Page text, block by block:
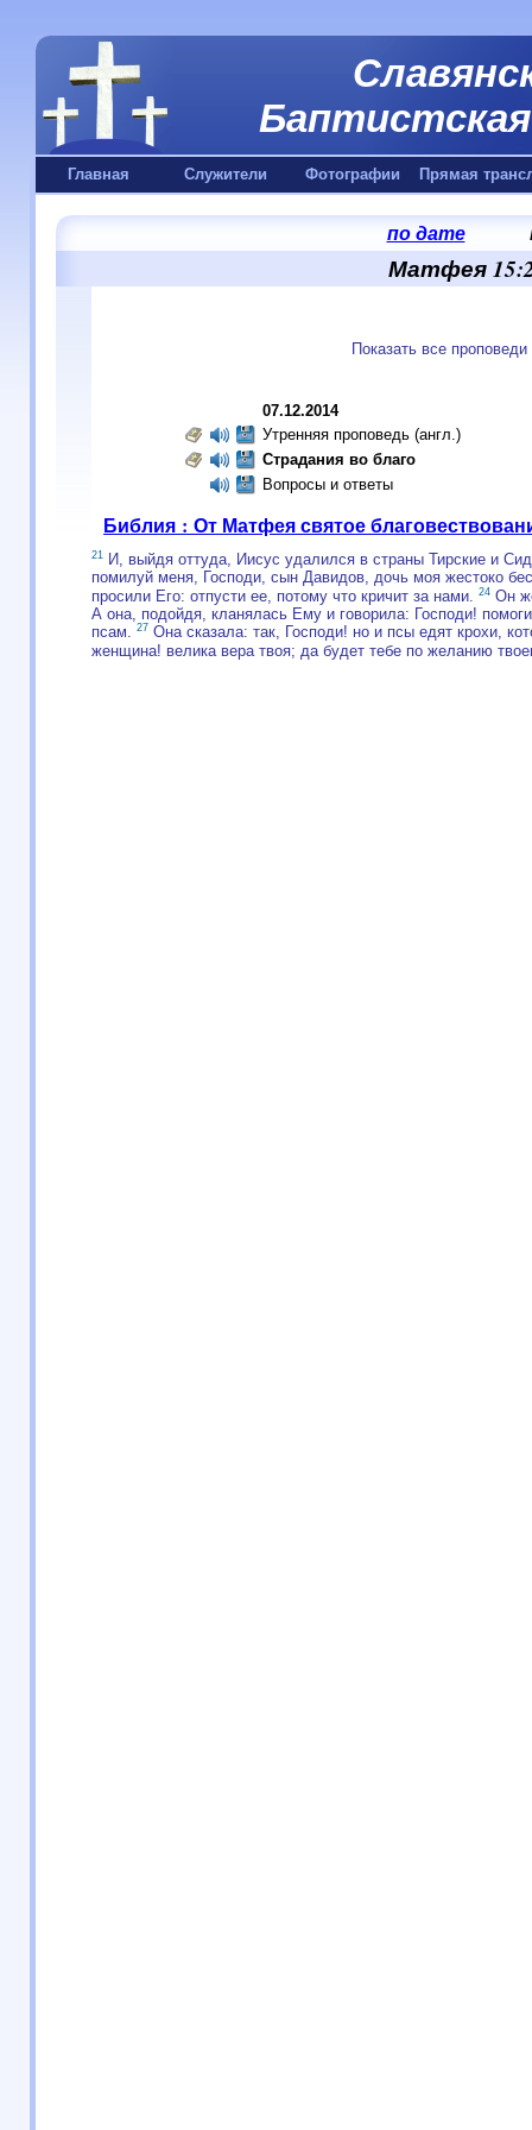
Главная Служители Фотографии Прямая
по дате
Матфея
Показать все
07.12.2014
Утренняя проповедь (англ.)
Страдания во благо
Вопросы и ответы
Библия : От Матфея святое
21 И, выйдя оттуда, Иисус удалился в страны Тирские и
помилуй меня, Господи, сын Давидов, дочь моя жестоко
просили Его: отпусти ее, потому что кричит за нами.
24 Он
А она, подойдя, кланялась Ему и говорила: Господи!
псам. 27 Она сказала: так, Господи! но и псы едят крохи,
женщина! велика вера твоя; да будет тебе по желанию